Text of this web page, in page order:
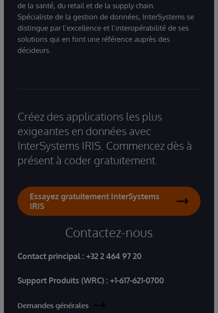
de la santé, du retail et de la supply chain.
Spécialiste de la gestion de données, InterSystems se
distingue par l’excellence et l’interopérabilité de ses
solutions qui en font une référence auprès des
décideurs.
Créez des applications les plus
exigeantes en données avec
InterSystems IRIS. Commencez dès à
présent à coder gratuitement.
Essayez gratuitement InterSystems
IRIS
Contactez-nous
Contact principal : +32 2 464 97 20
Support Produits (WRC) : +1-617-621-0700
Demandes générales